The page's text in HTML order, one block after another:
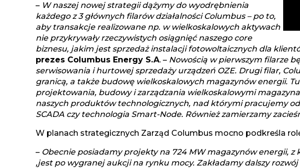
– W naszej nowej strategii dążymy do wyodrębnienia
każdego z 3 głównych filarów działalności Columbus – po to,
aby transakcje realizowane np. w wielkoskalowych aktywach
nie przykrywały rzeczywistych osiągnięć naszego core
biznesu, jakim jest sprzedaż instalacji fotowoltaicznych dla
prezes Columbus Energy S.A. – Nowością w pierwszym filarze
serwisowania i hurtowej sprzedaży urządzeń OZE. Drugi filar,
granicą, a także budowę wielkoskalowych magazynów energii.
projektowania, budowy i zarządzania wielkoskalowymi
naszych produktów technologicznych, nad którymi pracujemy od
SCADA czy technologia Smart-Node. Również zamierzamy
W planach strategicznych Zarząd Columbus mocno podkreśla
– Obecnie posiadamy projekty na 724 MW magazynów energii,
,jest po wygranej aukcji na rynku mocy. Zakładamy dalszy